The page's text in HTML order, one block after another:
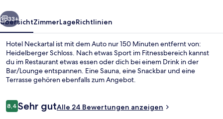
Weiter
33+
ÜbersichtZimmerLageRichtlinien
Hotel Neckartal ist mit dem Auto nur 150 Minuten entfernt von:
Heidelberger Schloss. Nach etwas Sport im Fitnessbereich kannst
du im Restaurant etwas essen oder dich bei einem Drink in der
Bar/Lounge entspannen. Eine Sauna, eine Snackbar und eine
Terrasse gehören ebenfalls zum Angebot.
Bewertungen
8,48,4 von 10.
Sehr gutAlle 24 Bewertungen anzeigen